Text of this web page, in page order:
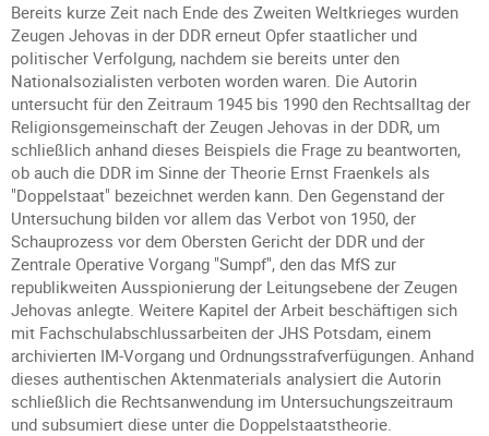
Bereits kurze Zeit nach Ende des Zweiten Weltkrieges wurden
Zeugen Jehovas in der DDR erneut Opfer staatlicher und
politischer Verfolgung, nachdem sie bereits unter den
Nationalsozialisten verboten worden waren. Die Autorin
untersucht für den Zeitraum 1945 bis 1990 den Rechtsalltag der
Religionsgemeinschaft der Zeugen Jehovas in der DDR, um
schließlich anhand dieses Beispiels die Frage zu beantworten,
ob auch die DDR im Sinne der Theorie Ernst Fraenkels als
"Doppelstaat" bezeichnet werden kann. Den Gegenstand der
Untersuchung bilden vor allem das Verbot von 1950, der
Schauprozess vor dem Obersten Gericht der DDR und der
Zentrale Operative Vorgang "Sumpf", den das MfS zur
republikweiten Ausspionierung der Leitungsebene der Zeugen
Jehovas anlegte. Weitere Kapitel der Arbeit beschäftigen sich
mit Fachschulabschlussarbeiten der JHS Potsdam, einem
archivierten IM-Vorgang und Ordnungsstrafverfügungen. Anhand
dieses authentischen Aktenmaterials analysiert die Autorin
schließlich die Rechtsanwendung im Untersuchungszeitraum
und subsumiert diese unter die Doppelstaatstheorie.